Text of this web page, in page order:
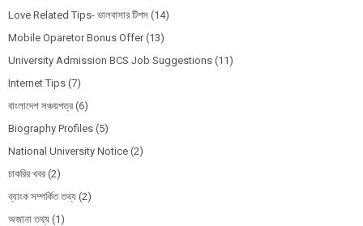
Love Related Tips- ভালবাসার টিপস (14)
Mobile Oparetor Bonus Offer (13)
University Admission BCS Job Suggestions (11)
Internet Tips (7)
বাংলাদেশ সঞ্চয়পত্র (6)
Biography Profiles (5)
National University Notice (2)
চাকরির খবর (2)
ব্যাংক সম্পর্কিত তথ্য (2)
অজানা তথ্য (1)